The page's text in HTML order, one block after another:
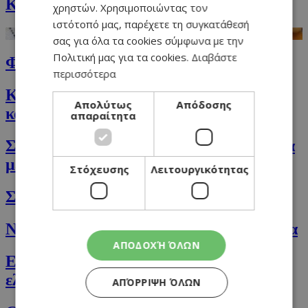
Κριθαρότο με γαρίδες
Φασόλια της γιαγιάς σε 20΄!
Κινόα μπολ με κομμάτια γλυκοπατάτας
και πικάντικη σάλτσα ντομάτας
Σολομός με σάλτσα αβοκάντο και σαλάτα
με ντοματίνια
Σούπα με σπανάκι και χαλούμι
Ντιπ με πιπεριές Φλωρίνης και παντζάρια
Εύκολη τυρόπιτα με χαλούμι, αναρή και
ελιές
χρηστών. Χρησιμοποιώντας τον
ιστότοπό μας, παρέχετε τη συγκατάθεσή
σας για όλα τα cookies σύμφωνα με την
Πολιτική μας για τα cookies. Διαβάστε
περισσότερα
Απολύτως
απαραίτητα
Απόδοσης
Στόχευσης Λειτουργικότητας
ΑΠΟΔΟΧΉ ΌΛΩΝ
ΑΠΌΡΡΙΨΗ ΌΛΩΝ